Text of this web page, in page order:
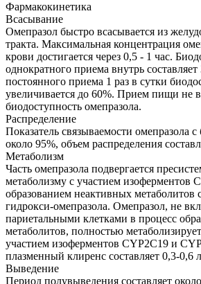
Фармакокинетика
Всасывание
Омепразол быстро всасывается из
тракта. Максимальная концентрация
крови достигается через 0,5 - 1 час.
однократного приема внутрь
постоянного приема 1 раз в сутки
увеличивается до 60%. Прием пищи не
биодоступность омепразола.
Распределение
Показатель связываемости омепразола
около 95%, объем распределения
Метаболизм
Часть омепразола подвергается
метаболизму с участием изоферментов
образованием неактивных метаболитов
гидрокси-омепразола. Омепразол, не
париетальными клетками в процесс
метаболитов, полностью
участием изоферментов CYP2C19 и
плазменный клиренс составляет 0,3-0,6
Выведение
Период полувыведения составляет